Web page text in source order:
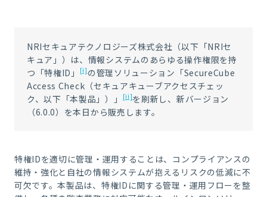
NRIセキュアテクノロジーズ株式会社（以下「NRIセ
キュア」）は、情報システムのあらゆる操作権限を持
つ「特権ID」[i]の管理ソリューション「SecureCube
Access Check（セキュアキューブアクセスチェッ
ク、以下「本製品」）」[ii]を刷新し、新バージョン
（6.0.0）を本日から販売します。
特権IDを適切に管理・運用することは、コンプライアンスの
維持・強化と自社の情報システムが抱えるリスクの低減に不
可欠です。本製品は、特権IDに関する管理・運用フローを整